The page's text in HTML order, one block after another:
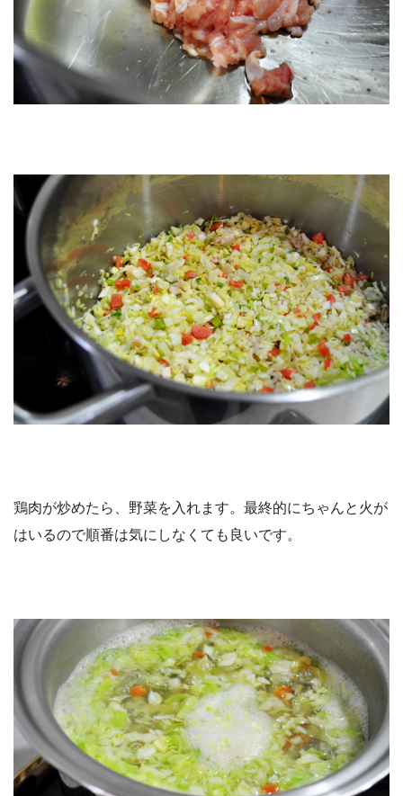
鶏肉が炒めたら、野菜を入れます。最終的にちゃんと火が
はいるので順番は気にしなくても良いです。